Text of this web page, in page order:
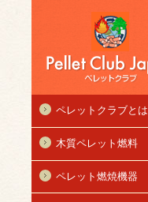
ペレットクラブとは
木質ペレット燃料
ペレット燃焼機器